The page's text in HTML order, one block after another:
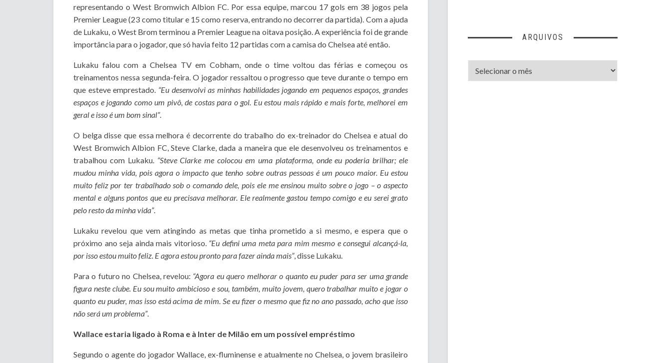
representando o West Bromwich Albion FC. Por essa equipe, marcou 17 gols em 38 jogos pela
Premier League (23 como titular e 15 como reserva, entrando no decorrer da partida). Com a ajuda
de Lukaku, o West Brom terminou a Premier League na oitava posição. A experiência foi de grande
importância para o jogador, que só havia feito 12 partidas com a camisa do Chelsea até então.
Lukaku falou com a Chelsea TV em Cobham, onde o time voltou das férias e começou os
treinamentos nessa segunda-feira. O jogador ressaltou o progresso que teve durante o tempo em
que esteve emprestado. “Eu desenvolvi as minhas habilidades jogando em pequenos espaços, grandes
espaços e jogando como um pivô, de costas para o gol. Eu estou mais rápido e mais forte, melhorei em
geral e isso é um bom sinal”.
O belga disse que essa melhora é decorrente do trabalho do ex-treinador do Chelsea e atual do
West Bromwich Albion FC, Steve Clarke, dada a maneira que ele desenvolveu os treinamentos e
trabalhou com Lukaku. “Steve Clarke me colocou em uma plataforma, onde eu poderia brilhar; ele
mudou minha vida, pois agora o impacto que tenho sobre outras pessoas é um pouco maior. Eu estou
muito feliz por ter trabalhado sob o comando dele, pois ele me ensinou muito sobre o jogo – o aspecto
mental e alguns pontos que eu precisava melhorar. Ele realmente gastou tempo comigo e eu serei grato
pelo resto da minha vida”.
Lukaku revelou que vem atingindo as metas que tinha prometido a si mesmo, e espera que o
próximo ano seja ainda mais vitorioso. “Eu defini uma meta para mim mesmo e consegui alcançá-la,
por isso estou muito feliz. E agora estou pronto para fazer ainda mais”, disse Lukaku.
Para o futuro no Chelsea, revelou: “Agora eu quero melhorar o quanto eu puder para ser uma grande
figura neste clube. Eu sou muito ambicioso e sou, também, muito jovem, quero trabalhar muito e jogar o
quanto eu puder, mas isso está acima de mim. Se eu fizer o mesmo que fiz no ano passado, acho que isso
não será um problema”.
Wallace estaria ligado à Roma e à Inter de Milão em um possível empréstimo
Segundo o agente do jogador Wallace, ex-fluminense e atualmente no Chelsea, o jovem brasileiro
ARQUIVOS